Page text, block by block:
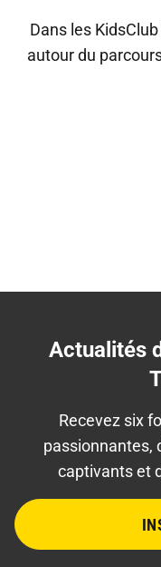
Dans les
autour du
Actualités
Recevez six
passionnantes,
captivants et